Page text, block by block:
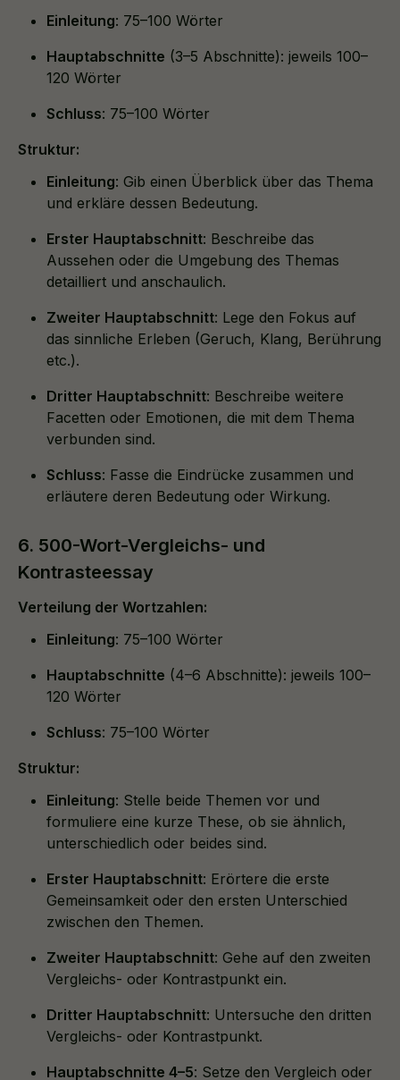
Einleitung: 75–100 Wörter
Hauptabschnitte (3–5 Abschnitte): jeweils 100–
120 Wörter
Schluss: 75–100 Wörter
Struktur:
Einleitung: Gib einen Überblick über das Thema
und erkläre dessen Bedeutung.
Erster Hauptabschnitt: Beschreibe das
Aussehen oder die Umgebung des Themas
detailliert und anschaulich.
Zweiter Hauptabschnitt: Lege den Fokus auf
das sinnliche Erleben (Geruch, Klang, Berührung
etc.).
Dritter Hauptabschnitt: Beschreibe weitere
Facetten oder Emotionen, die mit dem Thema
verbunden sind.
Schluss: Fasse die Eindrücke zusammen und
erläutere deren Bedeutung oder Wirkung.
6. 500-Wort-Vergleichs- und
Kontrasteessay
Verteilung der Wortzahlen:
Einleitung: 75–100 Wörter
Hauptabschnitte (4–6 Abschnitte): jeweils 100–
120 Wörter
Schluss: 75–100 Wörter
Struktur:
Einleitung: Stelle beide Themen vor und
formuliere eine kurze These, ob sie ähnlich,
unterschiedlich oder beides sind.
Erster Hauptabschnitt: Erörtere die erste
Gemeinsamkeit oder den ersten Unterschied
zwischen den Themen.
Zweiter Hauptabschnitt: Gehe auf den zweiten
Vergleichs- oder Kontrastpunkt ein.
Dritter Hauptabschnitt: Untersuche den dritten
Vergleichs- oder Kontrastpunkt.
Hauptabschnitte 4–5: Setze den Vergleich oder